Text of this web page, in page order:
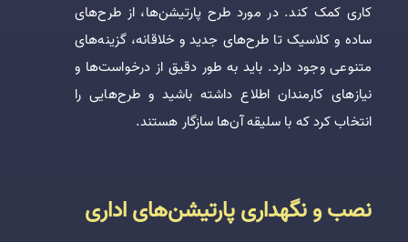
کاری کمک کند. در مورد طرح پارتیشن‌ها، از طرح‌های
ساده و کلاسیک تا طرح‌های جدید و خلاقانه، گزینه‌های
متنوعی وجود دارد. باید به طور دقیق از درخواست‌ها و
نیازهای کارمندان اطلاع داشته باشید و طرح‌هایی را
انتخاب کرد که با سلیقه آن‌ها سازگار هستند.
نصب و نگهداری پارتیشن‌های اداری